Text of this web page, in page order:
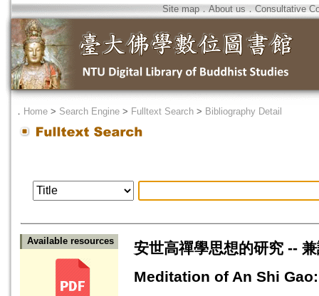
Site map．About us ． Consultative
． Home > Search Engine > Fulltext Search > Bibliography Detail
Available resources
安世高禪學思想的研究 --
Meditation of An Shi